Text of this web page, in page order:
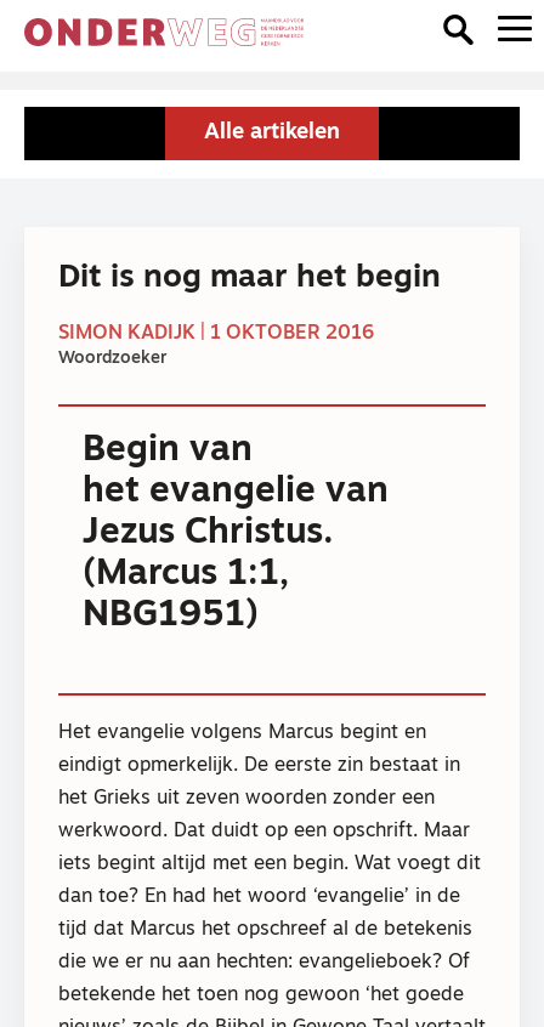
Alle artikelen
Dit is nog maar het begin
SIMON KADIJK | 1 OKTOBER 2016
Woordzoeker
Begin van
het evangelie van
Jezus Christus.
(Marcus 1:1,
NBG1951)
Het evangelie volgens Marcus begint en
eindigt opmerkelijk. De eerste zin bestaat in
het Grieks uit zeven woorden zonder een
werkwoord. Dat duidt op een opschrift. Maar
iets begint altijd met een begin. Wat voegt dit
dan toe? En had het woord ‘evangelie’ in de
tijd dat Marcus het opschreef al de betekenis
die we er nu aan hechten: evangelieboek? Of
betekende het toen nog gewoon ‘het goede